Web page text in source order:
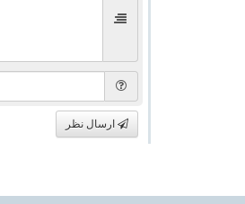
ارسال نظر